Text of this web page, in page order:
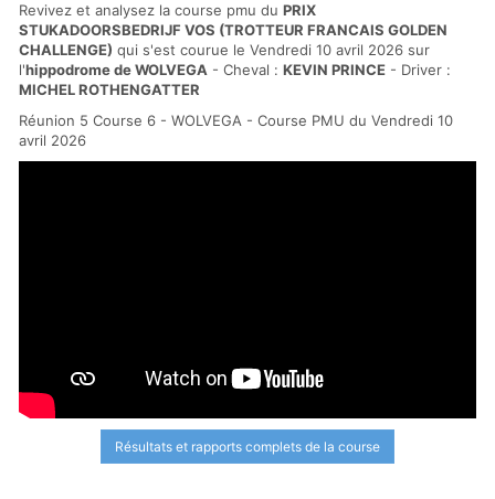
Revivez et analysez la course pmu du PRIX
STUKADOORSBEDRIJF VOS (TROTTEUR FRANCAIS GOLDEN
CHALLENGE) qui s'est courue le Vendredi 10 avril 2026 sur
l'hippodrome de WOLVEGA - Cheval : KEVIN PRINCE - Driver :
MICHEL ROTHENGATTER
Réunion 5 Course 6 - WOLVEGA - Course PMU du Vendredi 10
avril 2026
Résultats et rapports complets de la course